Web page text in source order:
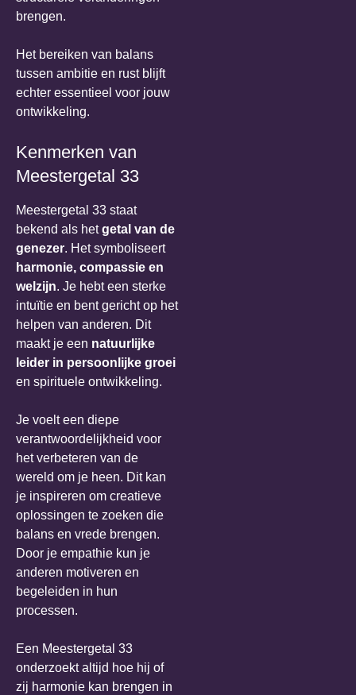
brengen.
Het bereiken van balans
tussen ambitie en rust blijft
echter essentieel voor jouw
ontwikkeling.
Kenmerken van
Meestergetal 33
Meestergetal 33 staat
bekend als hetgetal van de
genezer. Het symboliseert
harmonie, compassie en
welzijn. Je hebt een sterke
intuïtie en bent gericht op het
helpen van anderen. Dit
maakt je een natuurlijke
leider in persoonlijke groei
en spirituele ontwikkeling.
Je voelt een diepe
verantwoordelijkheid voor
het verbeteren van de
wereld om je heen. Dit kan
je inspireren om creatieve
oplossingen te zoeken die
balans en vrede brengen.
Door je empathie kun je
anderen motiveren en
begeleiden in hun
processen.
Een Meestergetal 33
onderzoekt altijd hoe hij of
zij harmonie kan brengen in